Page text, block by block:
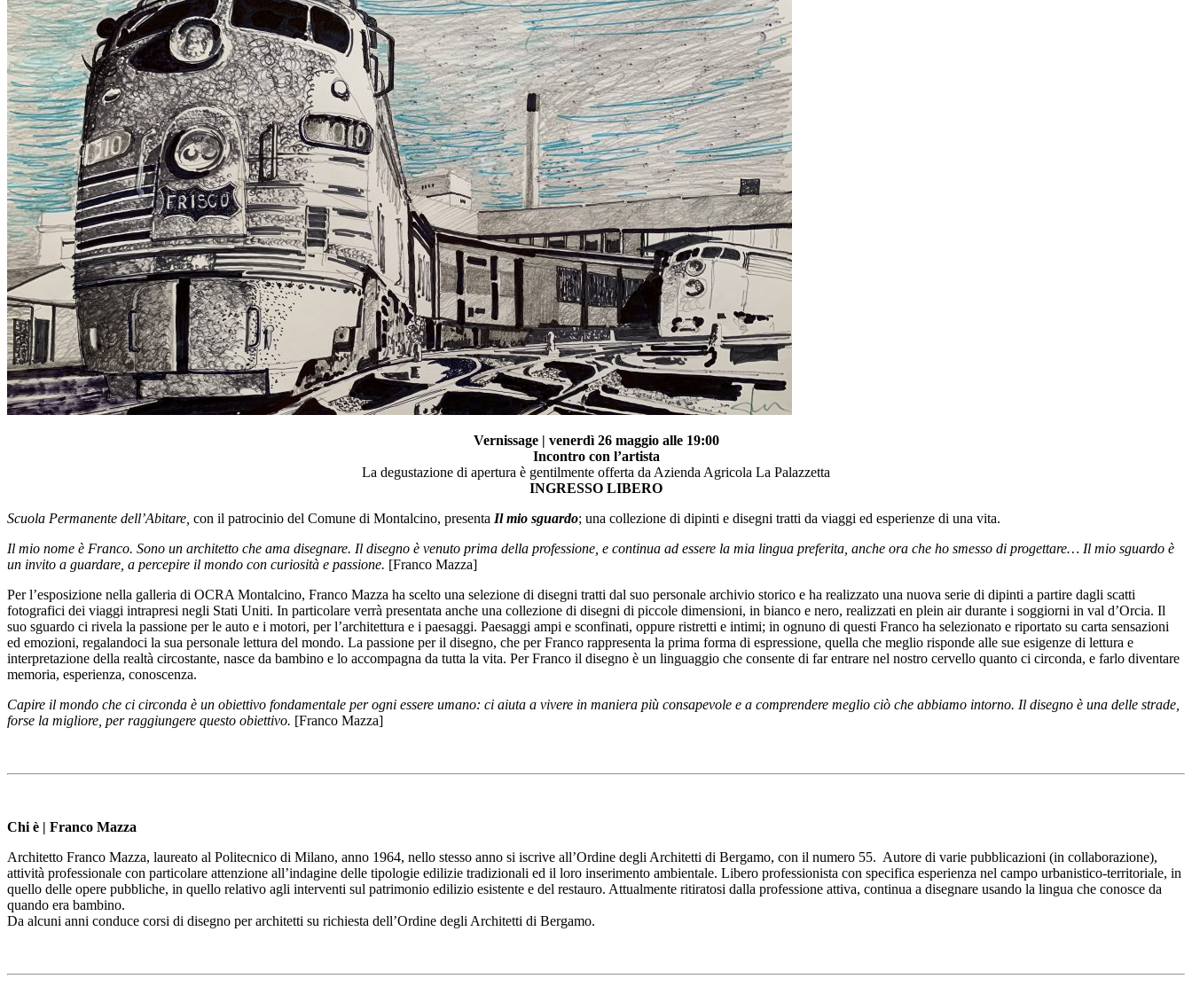
Vernissage | venerdì 26 maggio alle 19:00
Incontro con l’artista
La degustazione di apertura è gentilmente offerta da Azienda Agricola La Palazzetta
INGRESSO LIBERO
Scuola Permanente dell’Abitare, con il patrocinio del Comune di Montalcino, presenta Il mio sguardo; una collezione di dipinti e disegni tratti da viaggi ed esperienze di una vita.
Il mio nome è Franco. Sono un architetto che ama disegnare. Il disegno è venuto prima della professione, e continua ad essere la mia lingua preferita, anche ora che ho smesso di progettare… Il mio sguardo è
un invito a guardare, a percepire il mondo con curiosità e passione. [Franco Mazza]
Per l’esposizione nella galleria di OCRA Montalcino, Franco Mazza ha scelto una selezione di disegni tratti dal suo personale archivio storico e ha realizzato una nuova serie di dipinti a partire dagli scatti
fotografici dei viaggi intrapresi negli Stati Uniti. In particolare verrà presentata anche una collezione di disegni di piccole dimensioni, in bianco e nero, realizzati en plein air durante i soggiorni in val d’Orcia. Il
suo sguardo ci rivela la passione per le auto e i motori, per l’architettura e i paesaggi. Paesaggi ampi e sconfinati, oppure ristretti e intimi; in ognuno di questi Franco ha selezionato e riportato su carta sensazioni
ed emozioni, regalandoci la sua personale lettura del mondo. La passione per il disegno, che per Franco rappresenta la prima forma di espressione, quella che meglio risponde alle sue esigenze di lettura e
interpretazione della realtà circostante, nasce da bambino e lo accompagna da tutta la vita. Per Franco il disegno è un linguaggio che consente di far entrare nel nostro cervello quanto ci circonda, e farlo diventare
memoria, esperienza, conoscenza.
Capire il mondo che ci circonda è un obiettivo fondamentale per ogni essere umano: ci aiuta a vivere in maniera più consapevole e a comprendere meglio ciò che abbiamo intorno. Il disegno è una delle strade,
forse la migliore, per raggiungere questo obiettivo. [Franco Mazza]
Chi è | Franco Mazza
Architetto Franco Mazza, laureato al Politecnico di Milano, anno 1964, nello stesso anno si iscrive all’Ordine degli Architetti di Bergamo, con il numero 55. Autore di varie pubblicazioni (in collaborazione),
attività professionale con particolare attenzione all’indagine delle tipologie edilizie tradizionali ed il loro inserimento ambientale. Libero professionista con specifica esperienza nel campo urbanistico-territoriale, in
quello delle opere pubbliche, in quello relativo agli interventi sul patrimonio edilizio esistente e del restauro. Attualmente ritiratosi dalla professione attiva, continua a disegnare usando la lingua che conosce da
quando era bambino.
Da alcuni anni conduce corsi di disegno per architetti su richiesta dell’Ordine degli Architetti di Bergamo.